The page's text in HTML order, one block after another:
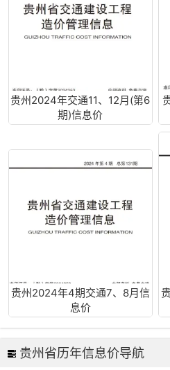
贵州2024年交通11、12月(第6
期)信息价
贵州2024年4期交通7、8月信
息价
贵州省历年信息价导航